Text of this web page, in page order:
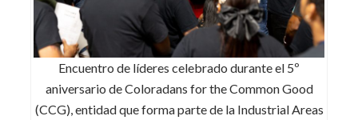
Encuentro de líderes celebrado durante el 5º
aniversario de Coloradans for the Common Good
(CCG), entidad que forma parte de la Industrial Areas